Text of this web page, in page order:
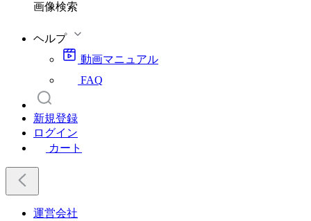
画像検索
ヘルプ
動画マニュアル
FAQ
新規登録
ログイン
カート
運営会社